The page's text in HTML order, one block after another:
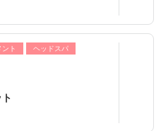
ント
ヘッドスパ